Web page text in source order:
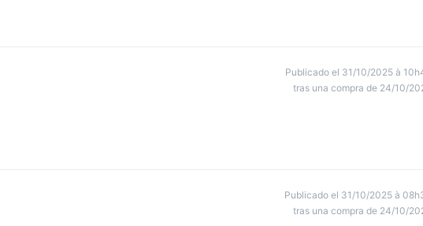
Publicado el 31/10/2025 à
tras una compra de 24/10/
Publicado el 31/10/2025 à
tras una compra de 24/10/